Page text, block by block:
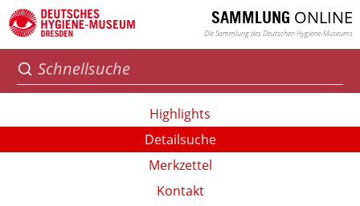
SAMMLUNG ONLINE
Die Sammlung des Deutschen Hygiene-Museums
Highlights
Detailsuche
Merkzettel
Kontakt